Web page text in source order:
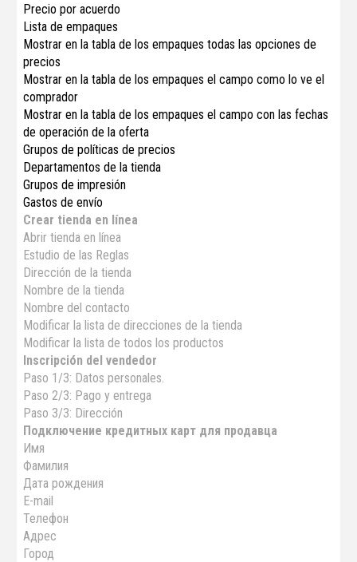
Precio por acuerdo
Lista de empaques
Mostrar en la tabla de los empaques todas las opciones de
precios
Mostrar en la tabla de los empaques el campo como lo ve el
comprador
Mostrar en la tabla de los empaques el campo con las fechas
de operación de la oferta
Grupos de políticas de precios
Departamentos de la tienda
Grupos de impresión
Gastos de envío
Crear tienda en línea
Abrir tienda en línea
Estudio de las Reglas
Dirección de la tienda
Nombre de la tienda
Nombre del contacto
Modificar la lista de direcciones de la tienda
Modificar la lista de todos los productos
Inscripción del vendedor
Paso 1/3: Datos personales.
Paso 2/3: Pago y entrega
Paso 3/3: Dirección
Подключение кредитных карт для продавца
Имя
Фамилия
Дата рождения
E-mail
Телефон
Адрес
Город